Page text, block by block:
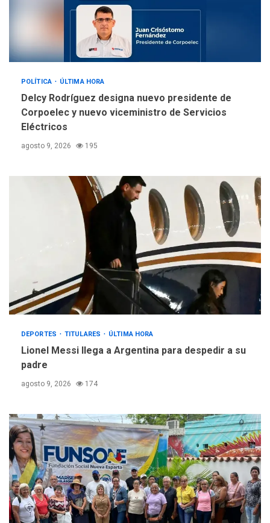
Núcleo del Sistema de
Orquestas Porlamar
POLÍTICA ÚLTIMA HORA
Delcy Rodríguez designa nuevo presidente de
Corpoelec y nuevo viceministro de Servicios
Eléctricos
agosto 9, 2026 195
DEPORTES TITULARES ÚLTIMA HORA
Lionel Messi llega a Argentina para despedir a su
padre
agosto 9, 2026 174